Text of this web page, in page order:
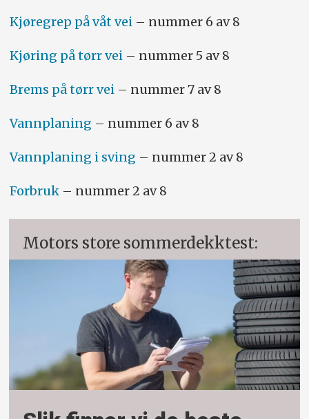
Kjøregrep på våt vei– nummer 6 av 8
Kjøring på tørr vei– nummer 5 av 8
Brems på tørr vei– nummer 7 av 8
Vannplaning – nummer 6 av 8
Vannplaning i sving – nummer 2 av 8
Forbruk– nummer 2 av 8
Motors store sommerdekktest: